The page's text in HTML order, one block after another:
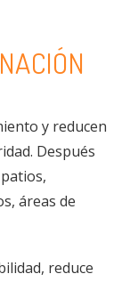
y reducen
Después
áreas de
reduce